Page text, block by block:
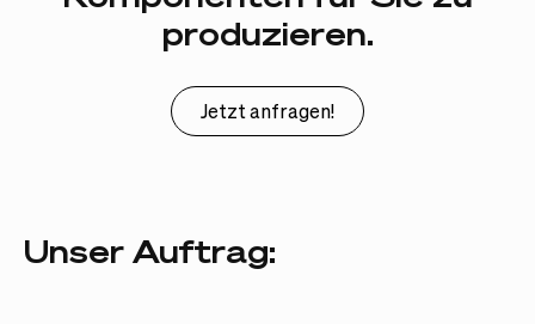
produzieren.
Jetzt anfragen!
Unser Auftrag: